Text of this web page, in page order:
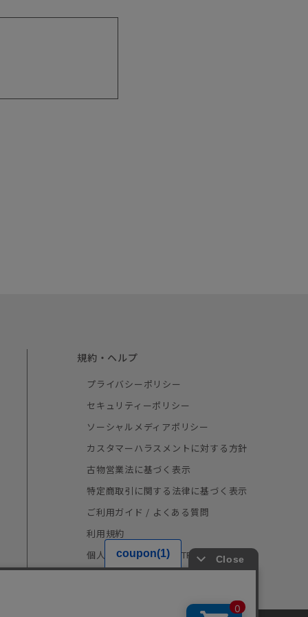
規約・ヘルプ
プライバシーポリシー
セキュリティーポリシー
ソーシャルメディアポリシー
カスタマーハラスメントに対する方針
古物営業法に基づく表示
特定商取引に関する法律に基づく表示
ご利用ガイド / よくある質問
利用規約
個人情報の取り扱い（TRUSTe）